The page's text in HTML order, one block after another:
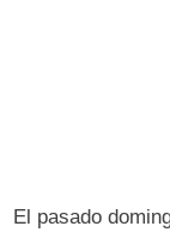
El pasado